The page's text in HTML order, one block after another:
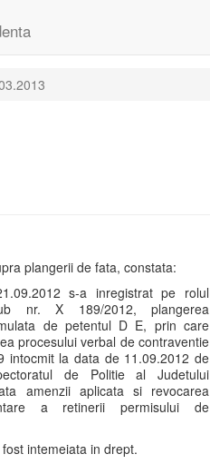
plangerii de fata, constata:
s-a inregistrat pe rolul
nr. X 189/2012, plangerea
de petentul D E, prin care
procesului verbal de contraventie
intocmit la data de 11.09.2012 de
de Politie al Judetului
amenzii aplicata si revocarea
a retinerii permisului de
intemeiata in drept.